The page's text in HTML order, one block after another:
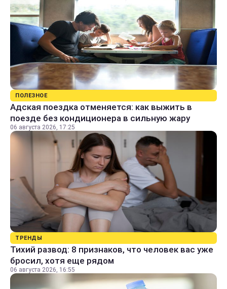
ПОЛЕЗНОЕ
Адская поездка отменяется: как выжить в
поезде без кондиционера в сильную жару
06 августа 2026, 17:25
ТРЕНДЫ
Тихий развод: 8 признаков, что человек вас уже
бросил, хотя еще рядом
06 августа 2026, 16:55